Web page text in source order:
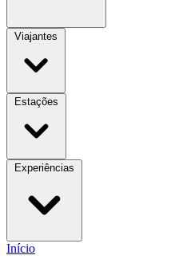
Viajantes
Estações
Experiências
Início